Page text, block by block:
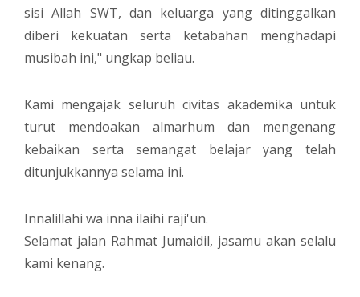
sisi Allah SWT, dan keluarga yang ditinggalkan
diberi kekuatan serta ketabahan menghadapi
musibah ini," ungkap beliau.
Kami mengajak seluruh civitas akademika untuk
turut mendoakan almarhum dan mengenang
kebaikan serta semangat belajar yang telah
ditunjukkannya selama ini.
Innalillahi wa inna ilaihi raji'un.
Selamat jalan Rahmat Jumaidil, jasamu akan selalu
kami kenang.